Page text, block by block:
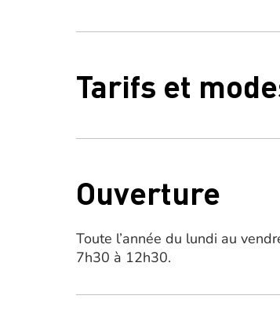
Tarifs et
Ouverture
Toute l’année du lundi au
7h30 à 12h30.